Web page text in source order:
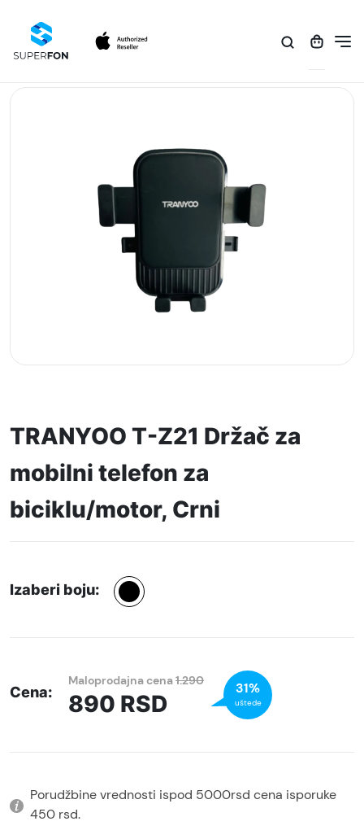
TRANYOO T-Z21 Držač za
mobilni telefon za
biciklu/motor, Crni
Izaberi boju:
Cena:
Maloprodajna cena1.290
890 RSD
31%
uštede
Porudžbine vrednosti ispod 5000rsd cena isporuke
450 rsd.